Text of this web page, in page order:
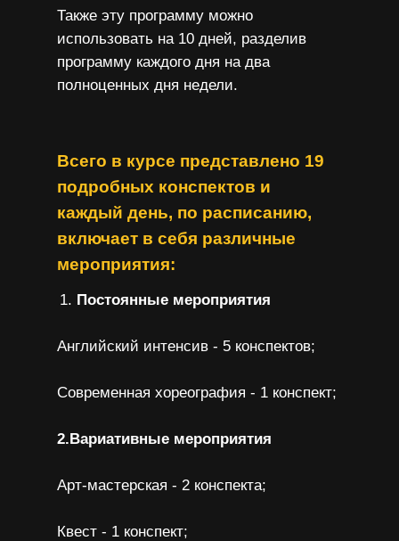
Также эту программу можно
использовать на 10 дней, разделив
программу каждого дня на два
полноценных дня недели.
Всего в курсе представлено 19
подробных конспектов и
каждый день, по расписанию,
включает в себя различные
мероприятия:
Постоянные мероприятия
Английский интенсив - 5 конспектов;
Современная хореография - 1 конспект;
2.Вариативные мероприятия
Арт-мастерская - 2 конспекта;
Квест - 1 конспект;